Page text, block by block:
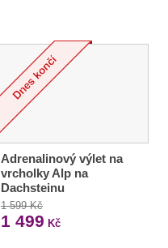
Adrenalinový výlet na
vrcholky Alp na
Dachsteinu
1 599 Kč
1 499 Kč